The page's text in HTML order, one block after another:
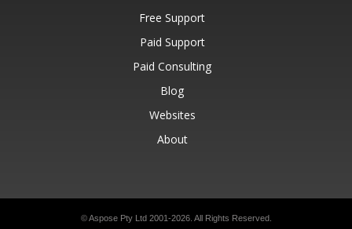
Free Support
Paid Support
Paid Consulting
Blog
Websites
About
© Aspose Pty Ltd 2001-2026. All Rights Reserved.